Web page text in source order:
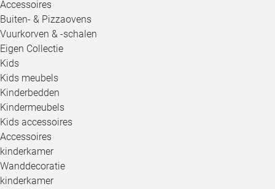
Accessoires
Buiten- & Pizzaovens
Vuurkorven & -schalen
Eigen Collectie
Kids
Kids meubels
Kinderbedden
Kindermeubels
Kids accessoires
Accessoires
kinderkamer
Wanddecoratie
kinderkamer